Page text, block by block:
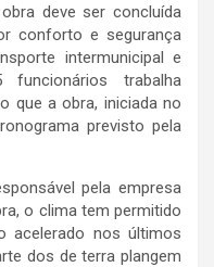
deve ser concluída
conforto e segurança
intermunicipal e
trabalha
que a obra, iniciada no
previsto pela
pela empresa
o clima tem permitido
acelerado nos últimos
dos de terra plangem